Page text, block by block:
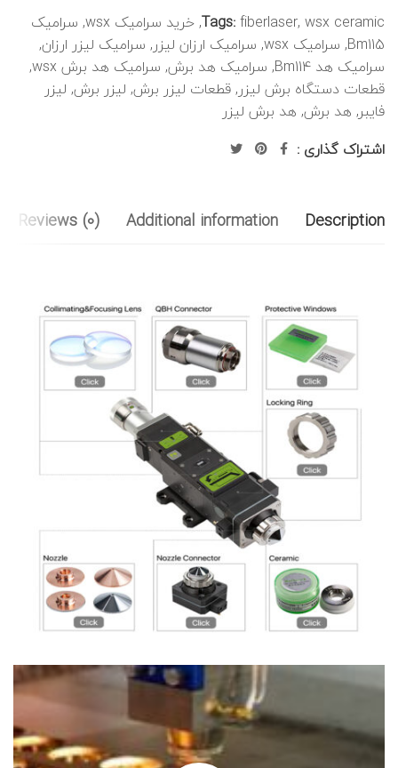
Tags:fiberlaser, wsx ceramic
,خرید سرامیک wsx , سرامیک
Bm115
, سرامیک wsx , سرامیک ارزان لیزر, سرامیک لیزر ارزان,
سرامیک هد Bm114
, سرامیک هد برش, سرامیک هد برش wsx
,
قطعات دستگاه برش لیزر,قطعات لیزر برش, لیزر برش, لیزر
فایبر, هد برش, هد برش لیزر
اشتراک گذاری :
Description
Additional information
Reviews (0)